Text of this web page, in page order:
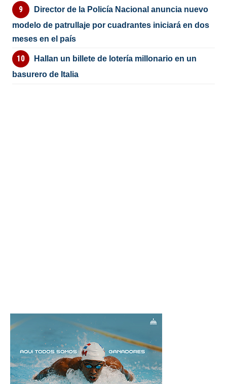
Director de la Policía Nacional anuncia nuevo
modelo de patrullaje por cuadrantes iniciará en dos
meses en el país
Hallan un billete de lotería millonario en un
basurero de Italia